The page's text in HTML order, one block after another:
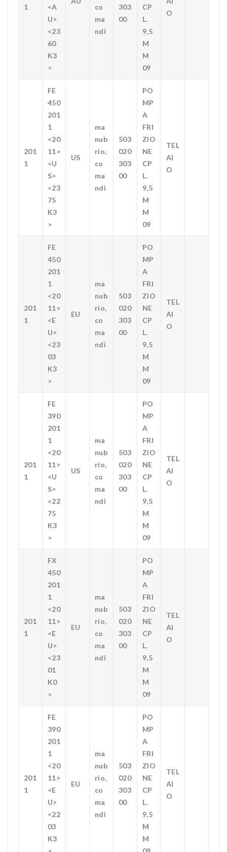
1
<A
U>
<23
60
K3
>
co
ma
ndi
303
00
CP
L.
9,5
M
M
09
O
201
1
FE
450
201
1
<20
11>
<U
S>
<23
75
K3
>
US
ma
nub
rio,
co
ma
ndi
503
020
303
00
PO
MP
A
FRI
ZIO
NE
CP
L.
9,5
M
M
09
TEL
AI
O
201
1
FE
450
201
1
<20
11>
<E
U>
<23
03
K3
>
EU
ma
nub
rio,
co
ma
ndi
503
020
303
00
PO
MP
A
FRI
ZIO
NE
CP
L.
9,5
M
M
09
TEL
AI
O
201
1
FE
390
201
1
<20
11>
<U
S>
<22
75
K3
>
US
ma
nub
rio,
co
ma
ndi
503
020
303
00
PO
MP
A
FRI
ZIO
NE
CP
L.
9,5
M
M
09
TEL
AI
O
201
1
FX
450
201
1
<20
11>
<E
U>
<23
01
K0
>
EU
ma
nub
rio,
co
ma
ndi
503
020
303
00
PO
MP
A
FRI
ZIO
NE
CP
L.
9,5
M
M
09
TEL
AI
O
201
1
FE
390
201
1
<20
11>
<E
U>
<22
03
K3
EU
ma
nub
rio,
co
ma
ndi
503
020
303
00
PO
MP
A
FRI
ZIO
NE
CP
L.
9,5
M
M
TEL
AI
O